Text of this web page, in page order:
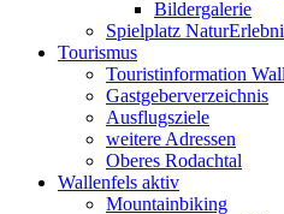
Bildergalerie
Spielplatz
Tourismus
Touristinformation
Gastgeberverzeichnis
Ausflugsziele
weitere Adressen
Oberes Rodachtal
Wallenfels aktiv
Mountainbiking